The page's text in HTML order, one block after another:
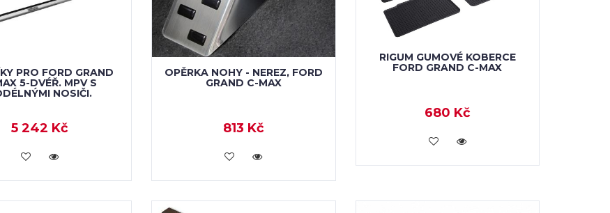
PRO FORD GRAND
5-DVÉŘ. MPV S
NOSIČI.
5 242 Kč
KOUPIT
OPĚRKA NOHY - NEREZ, FORD
GRAND C-MAX
813 Kč
KOUPIT
RIGUM GUMOVÉ KOBERCE
FORD GRAND C-MAX
680 Kč
KOUPIT